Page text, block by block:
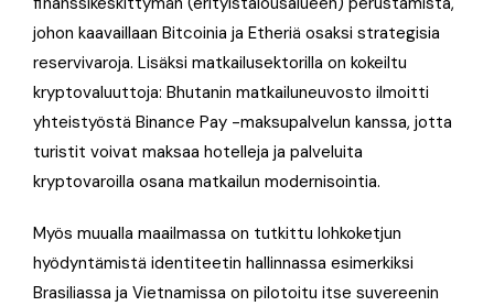
johon kaavaillaan Bitcoinia ja Etheriä osaksi strategisia
reservivaroja. Lisäksi matkailusektorilla on kokeiltu
kryptovaluuttoja: Bhutanin matkailuneuvosto ilmoitti
yhteistyöstä Binance Pay -maksupalvelun kanssa, jotta
turistit voivat maksaa hotelleja ja palveluita
kryptovaroilla osana matkailun modernisointia.
Myös muualla maailmassa on tutkittu lohkoketjun
hyödyntämistä identiteetin hallinnassa esimerkiksi
Brasiliassa ja Vietnamissa on pilotoitu itse suvereenin